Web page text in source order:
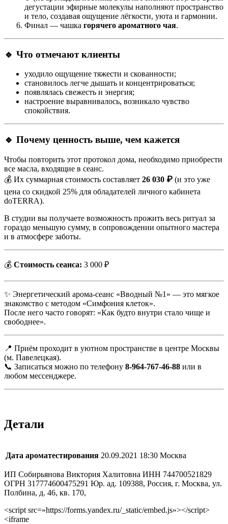
дегустации эфирные молекулы наполняют пространство
и тело, создавая ощущение лёгкости, уюта и гармонии.
Финал — чашка горячего ароматного чая.
🔹 Что отмечают клиенты
уходило ощущение тяжести и скованности;
становилось легче дышать и концентрироваться;
появлялась свежесть и энергия;
настроение выравнивалось, возникало чувство
спокойствия.
🔹 Почему ценность выше, чем кажется
Чтобы повторить этот протокол дома, необходимо приобрести
все масла, входящие в сеанс.
💰 Их суммарная стоимость составляет 26 030 ₽ (и это уже
цена со скидкой 25% для обладателей личного кабинета
doTERRA).
В студии вы получаете возможность прожить весь ритуал за
гораздо меньшую сумму, в сопровождении опытного мастера
и в атмосфере заботы.
💰 Стоимость сеанса: 3 000 ₽
✨ Энергетический арома-сеанс «Вводный №1» — это мягкое
знакомство с методом «Симфония клеток».
После него часто говорят: «Как будто внутри стало чище и
свободнее».
📍 Приём проходит в уютном пространстве в центре Москвы
(м. Павелецкая).
📞 Записаться можно по телефону 8-964-767-46-88 или в
любом мессенджере.
Детали
Дата ароматестирования 20.09.2021 18:30 Москва
ИП Собирьянова Виктория Халитовна ИНН 744700521829
ОГРН 317774600475291 Юр. ад. 109388, Россия, г. Москва, ул.
Полбина, д. 46, кв. 170,
<script src=»https://forms.yandex.ru/_static/embed.js»></script>
<iframe